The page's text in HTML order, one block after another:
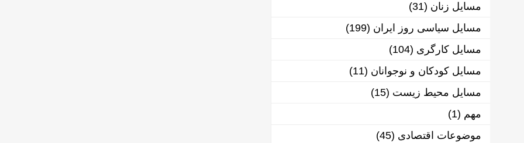
مسایل زنان (31)
مسایل سیاسی روز ایران (199)
مسایل کارگری (104)
مسایل کودکان و نوجوانان (11)
مسایل محیط زیست (15)
مهم (1)
موضوعات اقتصادی (45)